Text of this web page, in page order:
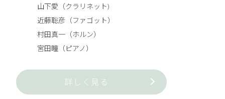
山下愛（クラリネット)
近藤聡彦（ファゴット）
村田真一（ホルン）
宮田瞳（ピアノ）
詳しく見る